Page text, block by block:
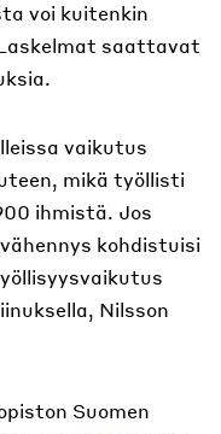
voi kuitenkin
saattavat
vaikutus
mikä työllisti
ihmistä. Jos
kohdistuisi
Nilsson
Suomen